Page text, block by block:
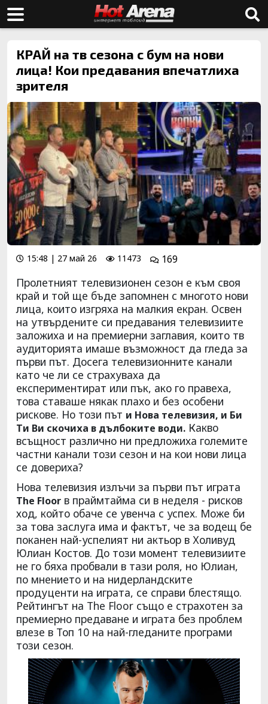
КРАЙ на тв сезона с бум на нови
лица! Кои предавания впечатлиха
зрителя
15:48 | 27 май 26 11473 169
Пролетният телевизионен сезон е към своя
край и той ще бъде запомнен с многото нови
лица, които изгряха на малкия екран. Освен
на утвърдените си предавания телевизиите
заложиха и на премиерни заглавия, които тв
аудиторията имаше възможност да гледа за
първи път. Досега телевизионните канали
като че ли се страхуваха да
експериментират или пък, ако го правеха,
това ставаше някак плахо и без особени
рискове. Но този път и Нова телевизия, и Би
Ти Ви скочиха в дълбоките води. Какво
всъщност различно ни предложиха големите
частни канали този сезон и на кои нови лица
се довериха?
Нова телевизия излъчи за първи път играта
The Floor в праймтайма си в неделя - рисков
ход, който обаче се увенча с успех. Може би
за това заслуга има и фактът, че за водещ бе
поканен най-успелият ни актьор в Холивуд
Юлиан Костов. До този момент телевизиите
не го бяха пробвали в тази роля, но Юлиан,
по мнението и на нидерландските
продуценти на играта, се справи блестящо.
Рейтингът на The Floor също е страхотен за
премиерно предаване и играта без проблем
влезе в Топ 10 на най-гледаните програми
този сезон.